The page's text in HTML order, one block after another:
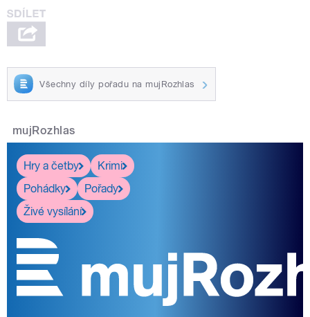
Všechny díly pořadu na mujRozhlas
mujRozhlas
Hry a četby
Krimi
Pohádky
Pořady
Živé vysílání